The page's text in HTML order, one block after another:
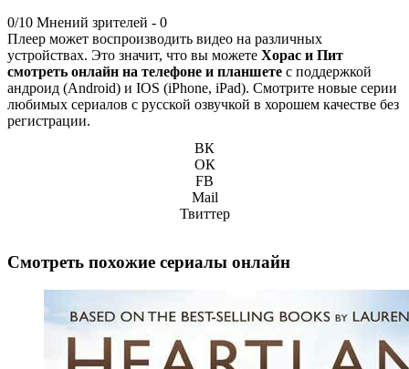
0/10 Мнений зрителей - 0
Плеер может воспроизводить видео на различных
устройствах. Это значит, что вы можете Хорас и Пит
смотреть онлайн на телефоне и планшете с поддержкой
андроид (Android) и IOS (iPhone, iPad). Смотрите новые серии
любимых сериалов с русской озвучкой в хорошем качестве без
регистрации.
ВК
ОК
FB
Mail
Твиттер
Смотреть похожие сериалы онлайн